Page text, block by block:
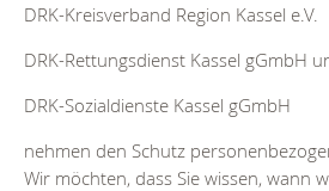
DRK-Kreisverband Region Kassel e.V.
DRK-Rettungsdienst Kassel gGmbH
DRK-Sozialdienste Kassel gGmbH
nehmen den Schutz
Wir möchten, dass Sie wissen, wann